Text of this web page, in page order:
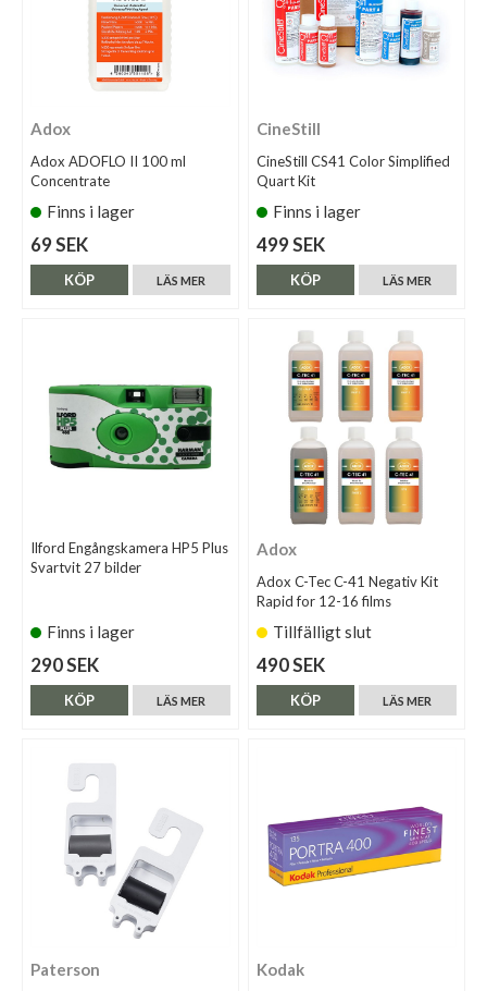
Adox
Adox ADOFLO II 100 ml
Concentrate
Finns i lager
69 SEK
LÄS MER
KÖP
CineStill
CineStill CS41 Color Simplified
Quart Kit
Finns i lager
499 SEK
LÄS MER
KÖP
Ilford Engångskamera HP5 Plus
Svartvit 27 bilder
Finns i lager
290 SEK
LÄS MER
KÖP
Adox
Adox C-Tec C-41 Negativ Kit
Rapid for 12-16 films
Tillfälligt slut
490 SEK
LÄS MER
KÖP
Paterson Kodak